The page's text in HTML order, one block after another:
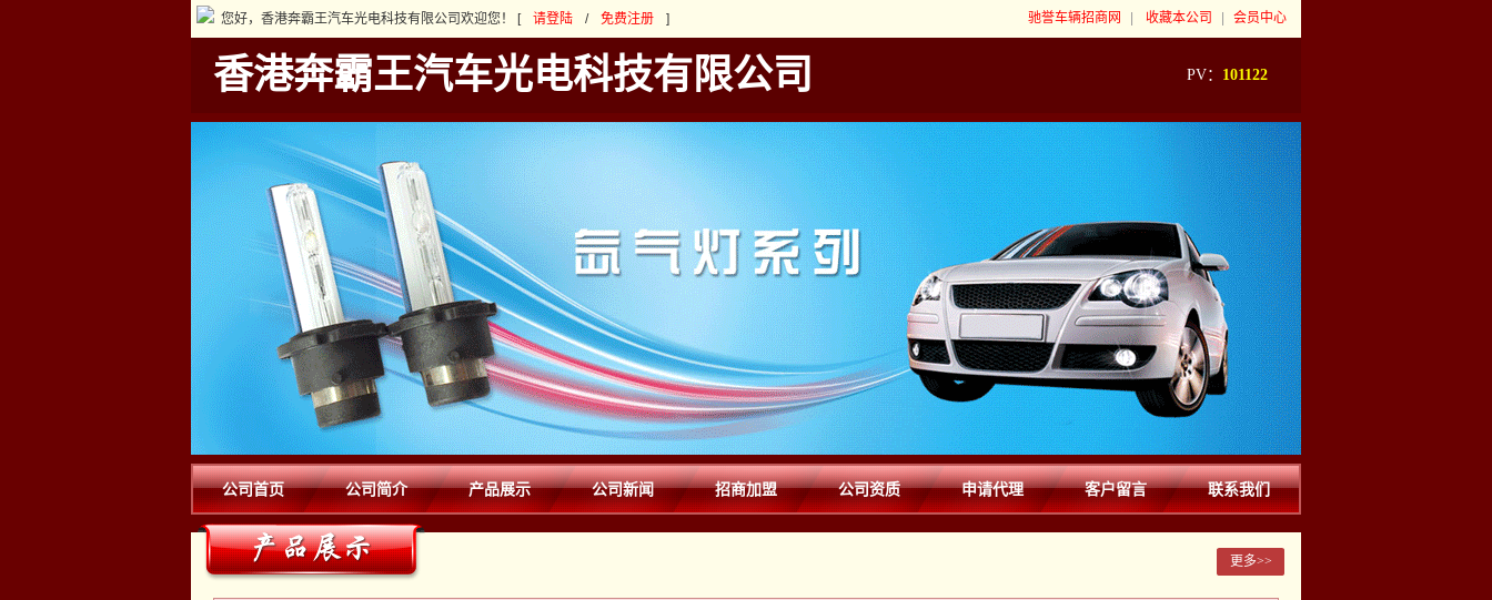
驰誉车辆招商网 收藏本公司 会员中心
您好，香港奔霸王汽车光电科技有限公司欢迎您！ [ 请登陆 / 免费注册 ]
香港奔霸王汽车光电科技有限公司 PV： 101122
公司首页 公司简介 产品展示 公司新闻 招商加盟 公司资质 申请代理 客户留言 联系我们
更多>>